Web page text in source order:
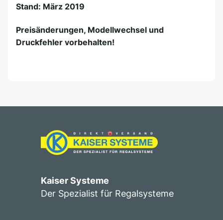
Stand: März 2019
Preisänderungen, Modellwechsel und
Druckfehler vorbehalten!
Kaiser Systeme
Der Spezialist für Regalsysteme